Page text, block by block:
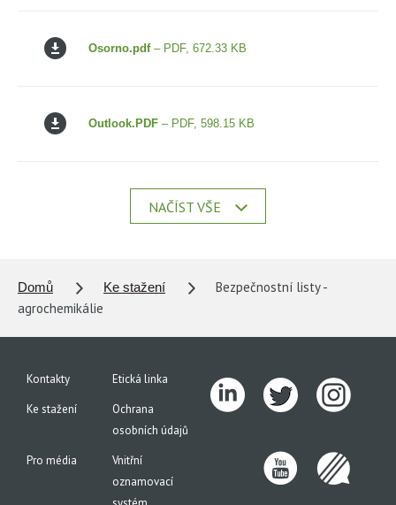
Osorno.pdf– PDF, 672.33 KB
Outlook.PDF – PDF, 598.15 KB
NAČÍST VŠE
Domů Ke stažení
Bezpečnostní listy -
agrochemikálie
Kontakty
Etická linka
Ke stažení
Ochrana
osobních údajů
Pro média
Vnitřní
oznamovací